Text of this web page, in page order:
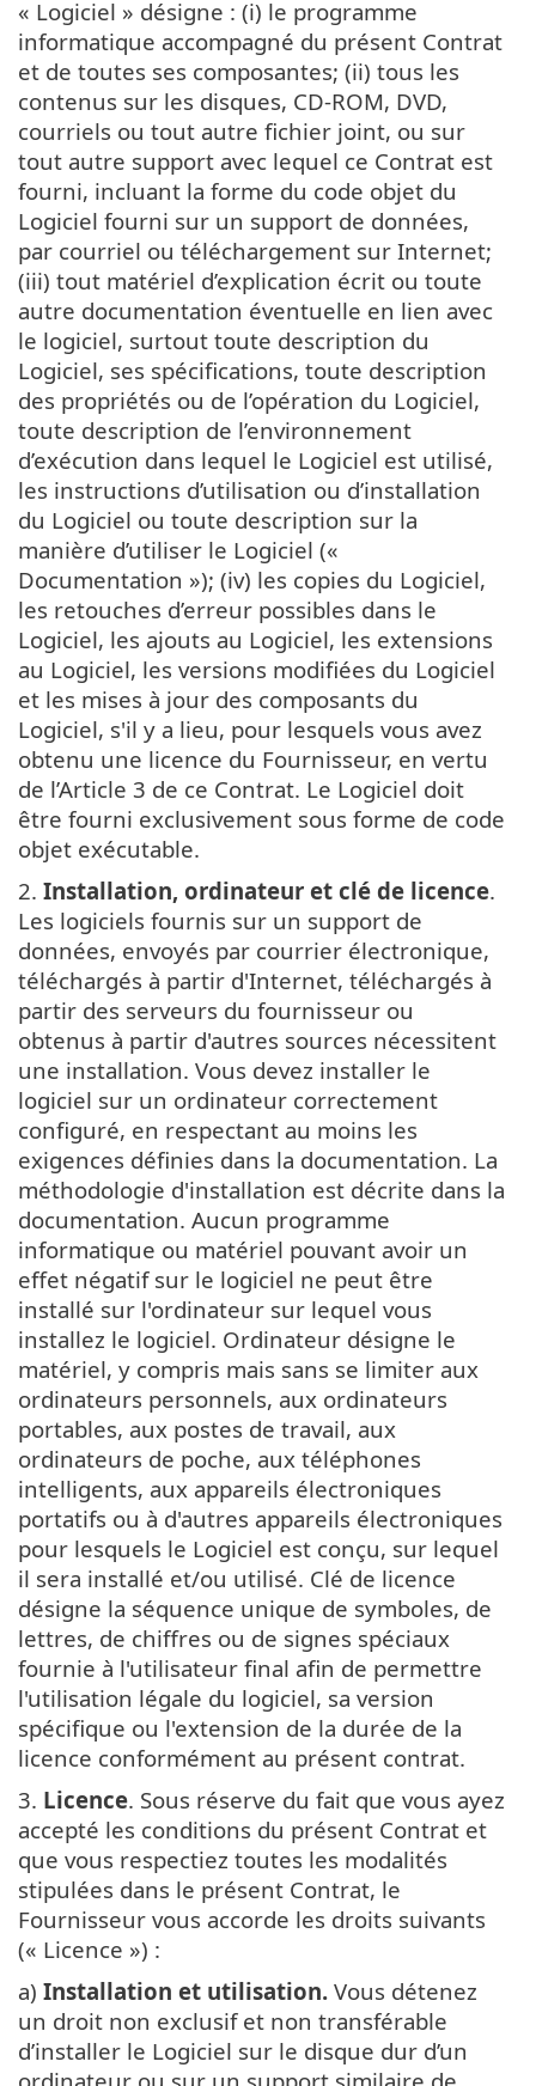
« Logiciel » désigne : (i) le programme
informatique accompagné du présent Contrat
et de toutes ses composantes; (ii) tous les
contenus sur les disques, CD-ROM, DVD,
courriels ou tout autre fichier joint, ou sur
tout autre support avec lequel ce Contrat est
fourni, incluant la forme du code objet du
Logiciel fourni sur un support de données,
par courriel ou téléchargement sur Internet;
(iii) tout matériel d’explication écrit ou toute
autre documentation éventuelle en lien avec
le logiciel, surtout toute description du
Logiciel, ses spécifications, toute description
des propriétés ou de l’opération du Logiciel,
toute description de l’environnement
d’exécution dans lequel le Logiciel est utilisé,
les instructions d’utilisation ou d’installation
du Logiciel ou toute description sur la
manière d’utiliser le Logiciel («
Documentation »); (iv) les copies du Logiciel,
les retouches d’erreur possibles dans le
Logiciel, les ajouts au Logiciel, les extensions
au Logiciel, les versions modifiées du Logiciel
et les mises à jour des composants du
Logiciel, s'il y a lieu, pour lesquels vous avez
obtenu une licence du Fournisseur, en vertu
de l’Article 3 de ce Contrat. Le Logiciel doit
être fourni exclusivement sous forme de code
objet exécutable.
2. Installation, ordinateur et clé de licence.
Les logiciels fournis sur un support de
données, envoyés par courrier électronique,
téléchargés à partir d'Internet, téléchargés à
partir des serveurs du fournisseur ou
obtenus à partir d'autres sources nécessitent
une installation. Vous devez installer le
logiciel sur un ordinateur correctement
configuré, en respectant au moins les
exigences définies dans la documentation. La
méthodologie d'installation est décrite dans la
documentation. Aucun programme
informatique ou matériel pouvant avoir un
effet négatif sur le logiciel ne peut être
installé sur l'ordinateur sur lequel vous
installez le logiciel. Ordinateur désigne le
matériel, y compris mais sans se limiter aux
ordinateurs personnels, aux ordinateurs
portables, aux postes de travail, aux
ordinateurs de poche, aux téléphones
intelligents, aux appareils électroniques
portatifs ou à d'autres appareils électroniques
pour lesquels le Logiciel est conçu, sur lequel
il sera installé et/ou utilisé. Clé de licence
désigne la séquence unique de symboles, de
lettres, de chiffres ou de signes spéciaux
fournie à l'utilisateur final afin de permettre
l'utilisation légale du logiciel, sa version
spécifique ou l'extension de la durée de la
licence conformément au présent contrat.
3. Licence. Sous réserve du fait que vous ayez
accepté les conditions du présent Contrat et
que vous respectiez toutes les modalités
stipulées dans le présent Contrat, le
Fournisseur vous accorde les droits suivants
(« Licence ») :
a) Installation et utilisation. Vous détenez
un droit non exclusif et non transférable
d’installer le Logiciel sur le disque dur d’un